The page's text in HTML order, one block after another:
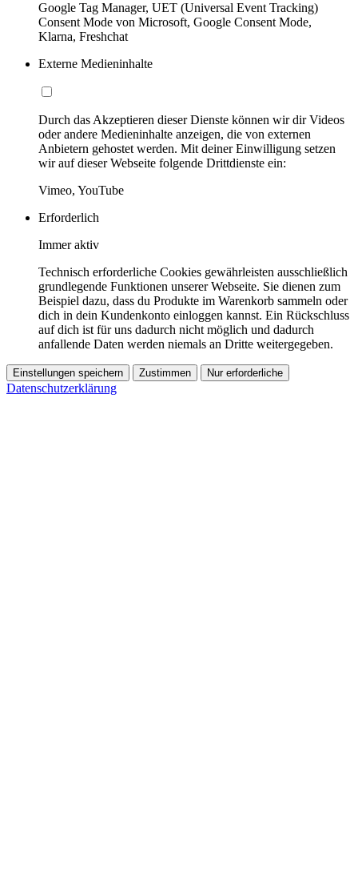
Google Tag Manager, UET (Universal Event Tracking)
Consent Mode von Microsoft, Google Consent Mode,
Klarna, Freshchat
Externe Medieninhalte
Durch das Akzeptieren dieser Dienste können wir dir Videos
oder andere Medieninhalte anzeigen, die von externen
Anbietern gehostet werden. Mit deiner Einwilligung setzen
wir auf dieser Webseite folgende Drittdienste ein:
Vimeo, YouTube
Erforderlich
Immer aktiv
Technisch erforderliche Cookies gewährleisten ausschließlich
grundlegende Funktionen unserer Webseite. Sie dienen zum
Beispiel dazu, dass du Produkte im Warenkorb sammeln oder
dich in dein Kundenkonto einloggen kannst. Ein Rückschluss
auf dich ist für uns dadurch nicht möglich und dadurch
anfallende Daten werden niemals an Dritte weitergegeben.
Einstellungen speichern Zustimmen Nur erforderliche
Datenschutzerklärung